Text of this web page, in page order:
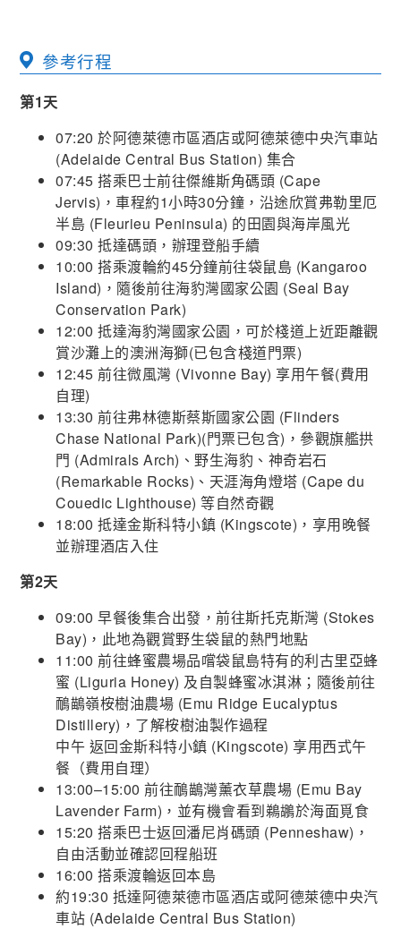
參考行程
第1天
07:20 於阿德萊德市區酒店或阿德萊德中央汽車站
(Adelaide Central Bus Station) 集合
07:45 搭乘巴士前往傑維斯角碼頭 (Cape
Jervis)，車程約1小時30分鐘，沿途欣賞弗勒里厄
半島 (Fleurieu Peninsula) 的田園與海岸風光
09:30 抵達碼頭，辦理登船手續
10:00 搭乘渡輪約45分鐘前往袋鼠島 (Kangaroo
Island)，隨後前往海豹灣國家公園 (Seal Bay
Conservation Park)
12:00 抵達海豹灣國家公園，可於棧道上近距離觀
賞沙灘上的澳洲海獅(已包含棧道門票)
12:45 前往微風灣 (Vivonne Bay) 享用午餐(費用
自理)
13:30 前往弗林德斯蔡斯國家公園 (Flinders
Chase National Park)(門票已包含)，參觀旗艦拱
門 (Admirals Arch)、野生海豹、神奇岩石
(Remarkable Rocks)、天涯海角燈塔 (Cape du
Couedic Lighthouse) 等自然奇觀
18:00 抵達金斯科特小鎮 (Kingscote)，享用晚餐
並辦理酒店入住
第2天
09:00 早餐後集合出發，前往斯托克斯灣 (Stokes
Bay)，此地為觀賞野生袋鼠的熱門地點
11:00 前往蜂蜜農場品嚐袋鼠島特有的利古里亞蜂
蜜 (Liguria Honey) 及自製蜂蜜冰淇淋；隨後前往
鴯鶓嶺桉樹油農場 (Emu Ridge Eucalyptus
Distillery)，了解桉樹油製作過程
中午 返回金斯科特小鎮 (Kingscote) 享用西式午
餐（費用自理）
13:00–15:00 前往鴯鶓灣薰衣草農場 (Emu Bay
Lavender Farm)，並有機會看到鵜鶘於海面覓食
15:20 搭乘巴士返回潘尼肖碼頭 (Penneshaw)，
自由活動並確認回程船班
16:00 搭乘渡輪返回本島
約19:30 抵達阿德萊德市區酒店或阿德萊德中央汽
車站 (Adelaide Central Bus Station)